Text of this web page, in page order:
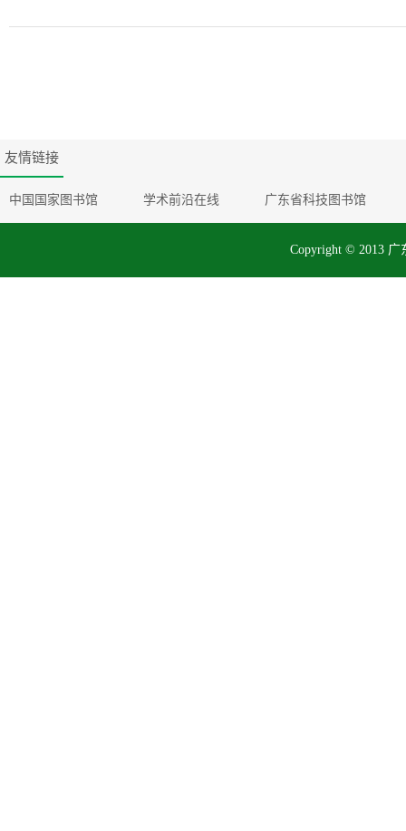
友情链接
中国国家图书馆 学术前沿在线 广东省科技图书馆
Copyright © 2013 广